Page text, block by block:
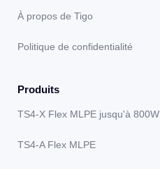
À propos de Tigo
Politique de confidentialité
Produits
TS4-X Flex MLPE jusqu'à 800W
TS4-A Flex MLPE